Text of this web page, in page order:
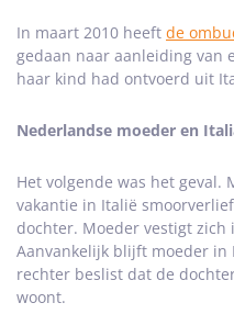
In maart 2010 heeft de
gedaan naar aanleiding van
haar kind had ontvoerd uit
Nederlandse moeder en
Het volgende was het
vakantie in Italië
dochter. Moeder vestigt zich
Aanvankelijk blijft moeder in
rechter beslist dat de
woont.